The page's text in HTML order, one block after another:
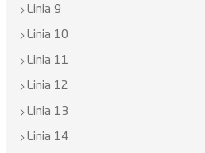
Linia 9
Linia 10
Linia 11
Linia 12
Linia 13
Linia 14